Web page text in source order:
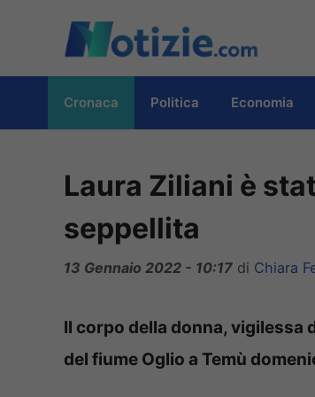
contenuto
Cronaca Politica Economia
Laura Ziliani è
seppellita
13 Gennaio 2022 - 10:17 di Chiara
Il corpo della donna, vigilessa
del fiume Oglio a Temù